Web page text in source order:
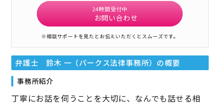
24時間受付中
お問い合わせ
※相談サポートを見たとお伝えいただくとスムーズです。
弁護士 鈴木 一（パークス法律事務所） の概要
事務所紹介
丁寧にお話を伺うことを大切に、なんでも話せる相